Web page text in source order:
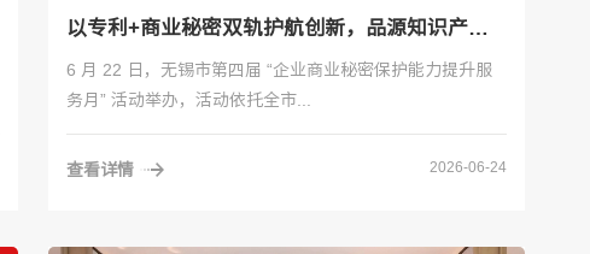
以专利+商业秘密双轨护航创新，品源知识产权全程助力无锡商秘质押融资落地
6 月 22 日，无锡市第四届 “企业商业秘密保护能力提升服
务月” 活动举办，活动依托全市...
查看详情 2026-06-24